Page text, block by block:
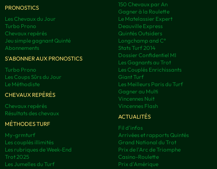
PRONOSTICS
Les Chevaux du Jour
Turbo Prono
Chevaux repérés
Jeu simple gagnant Quinté
Abonnements
S'ABONNER AUX PRONOSTICS
Turbo Prono
Les Coups Sûrs du Jour
Le Méthodiste
CHEVAUX REPÉRÉS
Chevaux repérés
Résultats des chevaux
MÉTHODES TURF
My-grmturf
Les couplés illimités
Les rubriques de Week-End
Trot 2025
Les Jumelles du Turf
150 Chevaux par An
Gagner à la Roulette
Le Matelassier Expert
Deauville Express
Quintés Outsiders
Longchamp and C°
Stats Turf 2014
Dossier Confidentiel MI
Les Gagnants au Trot
Les Couplés Enrichissants
Giant Turf
Les Meilleurs Paris du Turf
Gagner au Multi
Vincennes Nuit
Vincennes Flash
ACTUALITÉS
Fil d'infos
Arrivées et rapports Quintés
Grand National du Trot
Prix de l'Arc de Triomphe
Casino-Roulette
Prix d'Amérique